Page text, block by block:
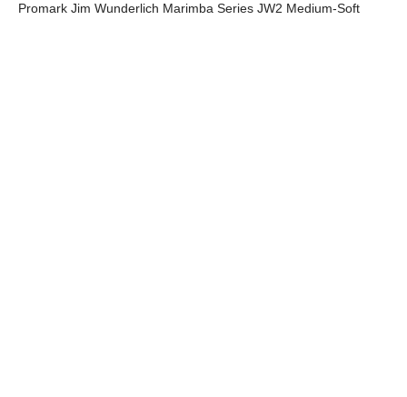
Promark Jim Wunderlich Marimba Series JW2 Medium-Soft